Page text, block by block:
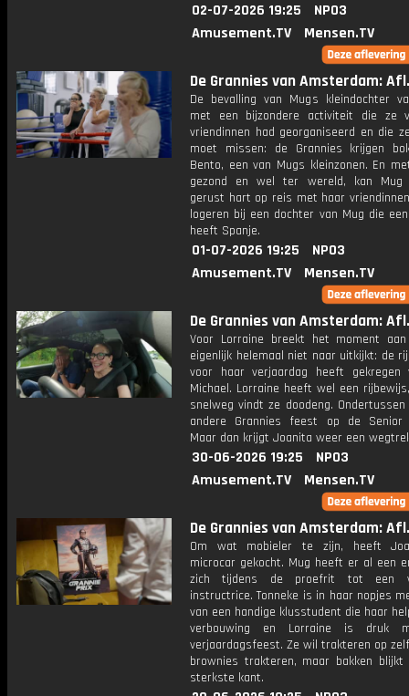
02-07-2026 19:25
NPO3
Amusement.TV
Mensen.TV
De Grannies van Amsterdam:
De bevalling van Mugs kleindochter
met een bijzondere activiteit die ze
vriendinnen had georganiseerd en die
moet missen: de Grannies krijgen
Bento, een van Mugs kleinzonen. En
gezond en wel ter wereld, kan
gerust hart op reis met haar
logeren bij een dochter van Mug die
heeft Spanje.
01-07-2026 19:25
NPO3
Amusement.TV
Mensen.TV
De Grannies van Amsterdam:
Voor Lorraine breekt het moment
eigenlijk helemaal niet naar uitkijkt: de
voor haar verjaardag heeft gekregen
Michael. Lorraine heeft wel een
snelweg vindt ze doodeng.
andere Grannies feest op de Senior
Maar dan krijgt Joanita weer een
30-06-2026 19:25
NPO3
Amusement.TV
Mensen.TV
De Grannies van Amsterdam:
Om wat mobieler te zijn, heeft
microcar gekocht. Mug heeft er al een
zich tijdens de proefrit tot een
instructrice. Tonneke is in haar nopjes
van een handige klusstudent die haar
verbouwing en Lorraine is druk
verjaardagsfeest. Ze wil trakteren op
brownies trakteren, maar bakken
sterkste kant.